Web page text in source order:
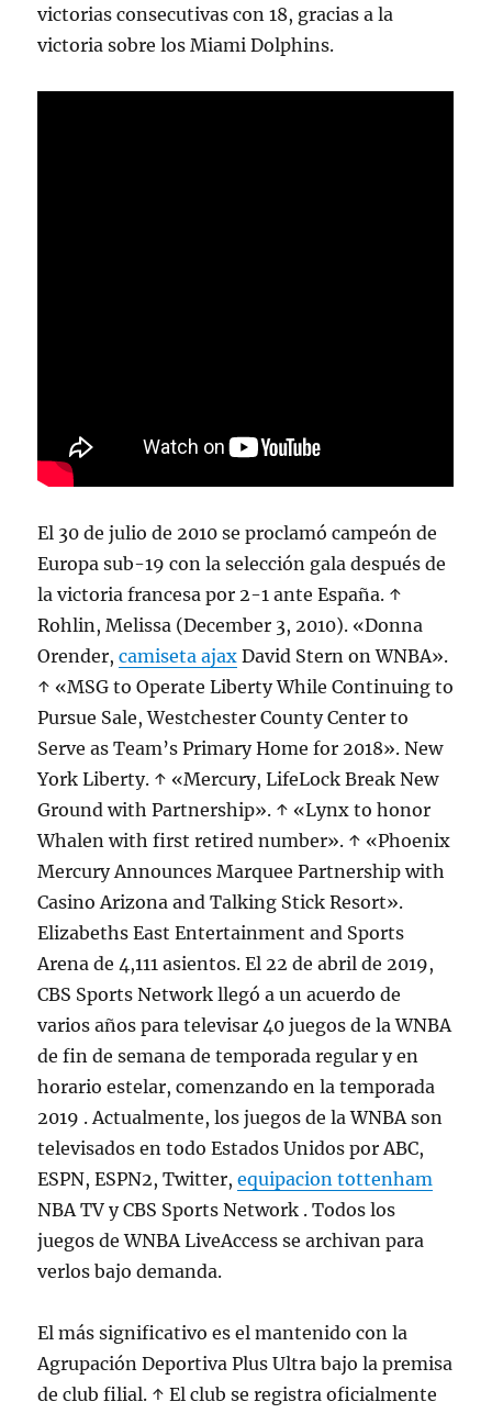
victorias consecutivas con 18, gracias a la
victoria sobre los Miami Dolphins.
El 30 de julio de 2010 se proclamó campeón de
Europa sub-19 con la selección gala después de
la victoria francesa por 2-1 ante España. ↑
Rohlin, Melissa (December 3, 2010). «Donna
Orender,camiseta ajax David Stern on WNBA».
↑ «MSG to Operate Liberty While Continuing to
Pursue Sale, Westchester County Center to
Serve as Team’s Primary Home for 2018». New
York Liberty. ↑ «Mercury, LifeLock Break New
Ground with Partnership». ↑ «Lynx to honor
Whalen with first retired number». ↑ «Phoenix
Mercury Announces Marquee Partnership with
Casino Arizona and Talking Stick Resort».
Elizabeths East Entertainment and Sports
Arena de 4,111 asientos. El 22 de abril de 2019,
CBS Sports Network llegó a un acuerdo de
varios años para televisar 40 juegos de la WNBA
de fin de semana de temporada regular y en
horario estelar, comenzando en la temporada
2019 . Actualmente, los juegos de la WNBA son
televisados en todo Estados Unidos por ABC,
ESPN, ESPN2, Twitter,equipacion tottenham
NBA TV y CBS Sports Network . Todos los
juegos de WNBA LiveAccess se archivan para
verlos bajo demanda.
El más significativo es el mantenido con la
Agrupación Deportiva Plus Ultra bajo la premisa
de club filial. ↑ El club se registra oficialmente